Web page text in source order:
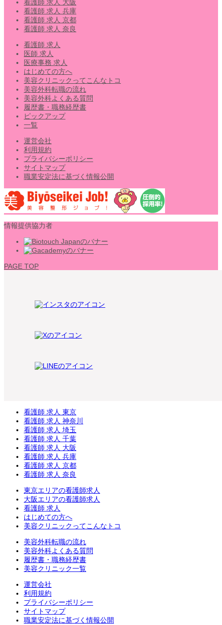
看護師 求人 大阪
看護師 求人 兵庫
看護師 求人 京都
看護師 求人 奈良
看護師 求人
医師 求人
医療事務 求人
はじめての方へ
美容クリニックってこんなトコ
美容外科転職の流れ
美容外科よくある質問
履歴書・職務経歴書
ピックアップ
一覧
運営会社
利用規約
プライバシーポリシー
サイトマップ
職業安定法に基づく情報公開
情報提供協力者
PAGE TOP
看護師 求人 東京
看護師 求人 神奈川
看護師 求人 埼玉
看護師 求人 千葉
看護師 求人 大阪
看護師 求人 兵庫
看護師 求人 京都
看護師 求人 奈良
東京エリアの看護師求人
大阪エリアの看護師求人
看護師 求人
はじめての方へ
美容クリニックってこんなトコ
美容外科転職の流れ
美容外科よくある質問
履歴書・職務経歴書
美容クリニック一覧
運営会社
利用規約
プライバシーポリシー
サイトマップ
職業安定法に基づく情報公開